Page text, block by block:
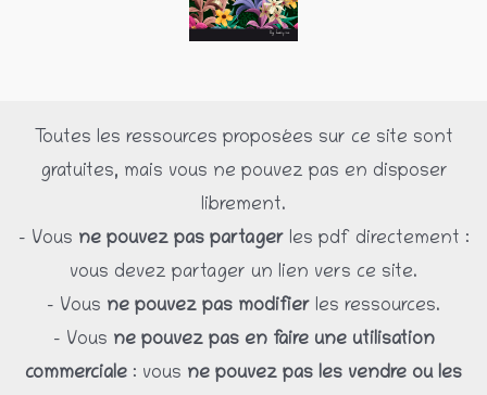
Toutes les ressources proposées sur ce site sont
gratuites, mais vous ne pouvez pas en disposer
librement.
– Vous ne pouvez pas partagerles pdf directement :
vous devez partager un lien vers ce site.
– Vous ne pouvez pas modifier les ressources.
– Vous ne pouvez pas en faire une utilisation
commerciale : vous ne pouvez pas les vendre ou les